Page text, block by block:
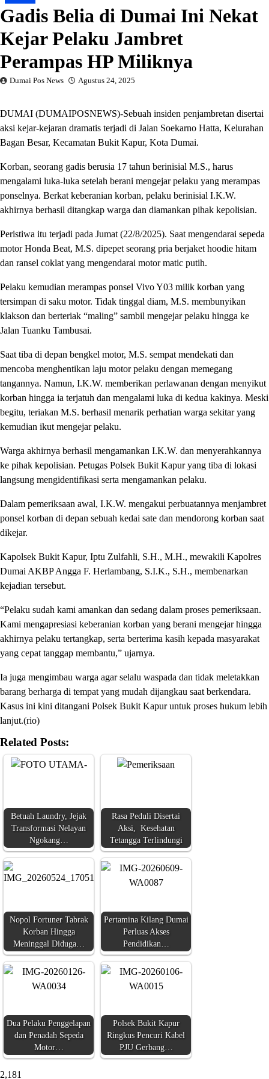
Gadis Belia di Dumai Ini Nekat
Kejar Pelaku Jambret
Perampas HP Miliknya
Dumai Pos News Agustus 24, 2025
DUMAI (DUMAIPOSNEWS)-Sebuah insiden penjambretan disertai
aksi kejar-kejaran dramatis terjadi di Jalan Soekarno Hatta, Kelurahan
Bagan Besar, Kecamatan Bukit Kapur, Kota Dumai.
Korban, seorang gadis berusia 17 tahun berinisial M.S., harus
mengalami luka-luka setelah berani mengejar pelaku yang merampas
ponselnya. Berkat keberanian korban, pelaku berinisial I.K.W.
akhirnya berhasil ditangkap warga dan diamankan pihak kepolisian.
Peristiwa itu terjadi pada Jumat (22/8/2025). Saat mengendarai sepeda
motor Honda Beat, M.S. dipepet seorang pria berjaket hoodie hitam
dan ransel coklat yang mengendarai motor matic putih.
Pelaku kemudian merampas ponsel Vivo Y03 milik korban yang
tersimpan di saku motor. Tidak tinggal diam, M.S. membunyikan
klakson dan berteriak “maling” sambil mengejar pelaku hingga ke
Jalan Tuanku Tambusai.
Saat tiba di depan bengkel motor, M.S. sempat mendekati dan
mencoba menghentikan laju motor pelaku dengan memegang
tangannya. Namun, I.K.W. memberikan perlawanan dengan menyikut
korban hingga ia terjatuh dan mengalami luka di kedua kakinya. Meski
begitu, teriakan M.S. berhasil menarik perhatian warga sekitar yang
kemudian ikut mengejar pelaku.
Warga akhirnya berhasil mengamankan I.K.W. dan menyerahkannya
ke pihak kepolisian. Petugas Polsek Bukit Kapur yang tiba di lokasi
langsung mengidentifikasi serta mengamankan pelaku.
Dalam pemeriksaan awal, I.K.W. mengakui perbuatannya menjambret
ponsel korban di depan sebuah kedai sate dan mendorong korban saat
dikejar.
Kapolsek Bukit Kapur, Iptu Zulfahli, S.H., M.H., mewakili Kapolres
Dumai AKBP Angga F. Herlambang, S.I.K., S.H., membenarkan
kejadian tersebut.
“Pelaku sudah kami amankan dan sedang dalam proses pemeriksaan.
Kami mengapresiasi keberanian korban yang berani mengejar hingga
akhirnya pelaku tertangkap, serta berterima kasih kepada masyarakat
yang cepat tanggap membantu,” ujarnya.
Ia juga mengimbau warga agar selalu waspada dan tidak meletakkan
barang berharga di tempat yang mudah dijangkau saat berkendara.
Kasus ini kini ditangani Polsek Bukit Kapur untuk proses hukum lebih
lanjut.(rio)
Related Posts:
Betuah Laundry, Jejak
Transformasi Nelayan
Ngokang…
Rasa Peduli Disertai
Aksi, Kesehatan
Tetangga Terlindungi
Nopol Fortuner Tabrak
Korban Hingga
Meninggal Diduga…
Pertamina Kilang Dumai
Perluas Akses
Pendidikan…
Dua Pelaku Penggelapan
dan Penadah Sepeda
Motor…
Polsek Bukit Kapur
Ringkus Pencuri Kabel
PJU Gerbang…
2,181